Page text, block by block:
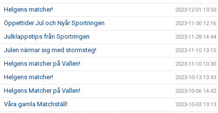
Helgens matcher! 2023-12-01 13:50
Öppettider Jul och Nyår Sportringen 2023-11-30 12:16
Julklappstips från Sportringen 2023-11-28 14:44
Julen närmar sig med stormsteg! 2023-11-10 13:15
Helgens matcher på Vallen! 2023-11-10 10:30
Helgens matcher! 2023-10-13 13:43
Helgens Matcher på Vallen! 2023-10-06 14:42
Våra gamla Matchställ! 2023-10-03 13:13